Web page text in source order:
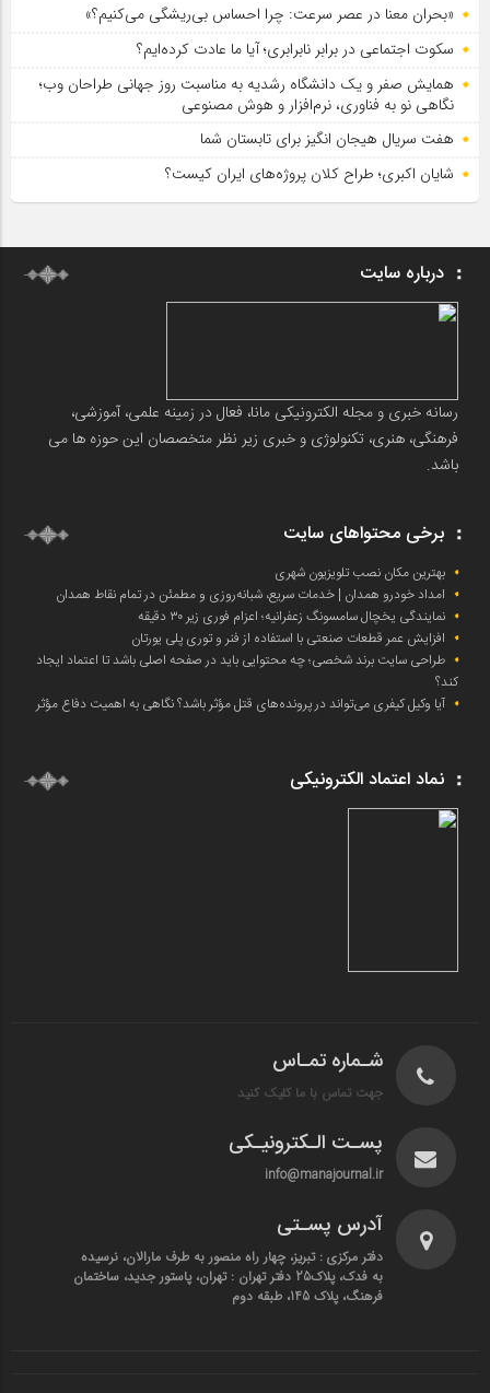
«بحران معنا در عصر سرعت: چرا احساس بی‌ریشگی می‌کنیم؟»
سکوت اجتماعی در برابر نابرابری؛ آیا ما عادت کرده‌ایم؟
همایش صفر و یک دانشگاه رشدیه به مناسبت روز جهانی طراحان وب؛
نگاهی نو به فناوری، نرم‌افزار و هوش مصنوعی
هفت سریال هیجان انگیز برای تابستان شما
شایان اکبری؛ طراح کلان پروژه‌های ایران کیست؟
درباره سایت
رسانه خبری و مجله الکترونیکی مانا، فعال در زمینه علمی، آموزشی،
فرهنگی، هنری، تکنولوژی و خبری زیر نظر متخصصان این حوزه ها می
باشد.
برخی محتواهای سایت
بهترین مکان نصب تلویزیون شهری
امداد خودرو همدان | خدمات سریع، شبانه‌روزی و مطمئن در تمام نقاط همدان
نمایندگی یخچال سامسونگ زعفرانیه؛ اعزام فوری زیر ۳۰ دقیقه
افزایش عمر قطعات صنعتی با استفاده از فنر و توری پلی یورتان
طراحی سایت برند شخصی؛ چه محتوایی باید در صفحه اصلی باشد تا اعتماد ایجاد
کند؟
آیا وکیل کیفری می‌تواند در پرونده‌های قتل مؤثر باشد؟ نگاهی به اهمیت دفاع مؤثر
نماد اعتماد الکترونیکی
شـماره تمـاس
جهت تماس با ما کلیک کنید
پسـت الـکترونیـکی
info@manajournal.ir
آدرس پسـتی
دفتر مرکزی : تبریز، چهار راه منصور به طرف مارالان، نرسیده
به فدک، پلاک25 دفتر تهران : تهران، پاستور جدید، ساختمان
فرهنگ، پلاک 145، طبقه دوم